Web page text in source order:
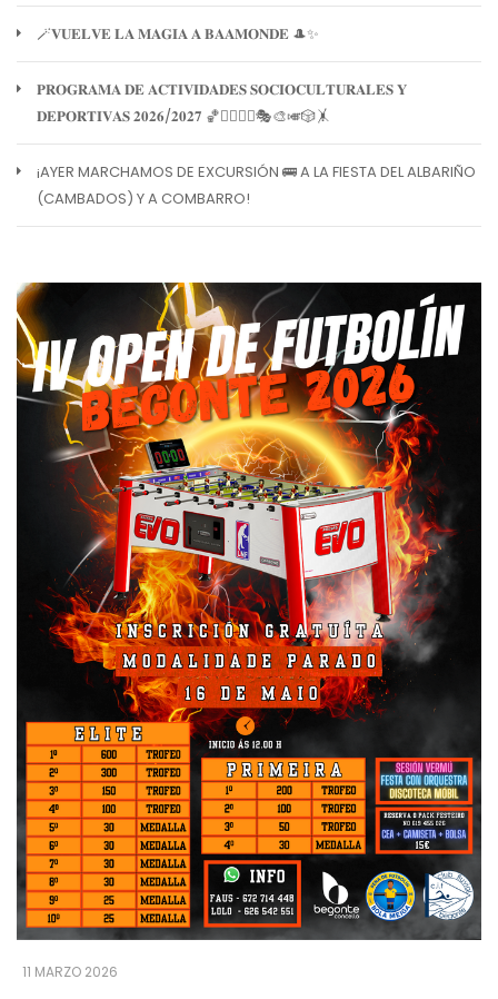
🪄𝐕𝐔𝐄𝐋𝐕𝐄 𝐋𝐀 𝐌𝐀𝐆𝐈𝐀 𝐀 𝐁𝐀𝐀𝐌𝐎𝐍𝐃𝐄 🎩✨
𝐏𝐑𝐎𝐆𝐑𝐀𝐌𝐀 𝐃𝐄 𝐀𝐂𝐓𝐈𝐕𝐈𝐃𝐀𝐃𝐄𝐒 𝐒𝐎𝐂𝐈𝐎𝐂𝐔𝐋𝐓𝐔𝐑𝐀𝐋𝐄𝐒 𝐘
𝐃𝐄𝐏𝐎𝐑𝐓𝐈𝐕𝐀𝐒 𝟐𝟎𝟐𝟔/𝟐𝟎𝟐𝟕 🏀🏊‍♀️🧘‍♀️🎭🎨🎺🎲🤸
¡AYER MARCHAMOS DE EXCURSIÓN 🚌 A LA FIESTA DEL ALBARIÑO
(CAMBADOS) Y A COMBARRO!
11 MARZO 2026